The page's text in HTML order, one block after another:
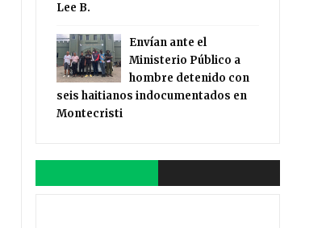
Lee B.
Envían ante el
Ministerio Público a
hombre detenido con
seis haitianos indocumentados en
Montecristi